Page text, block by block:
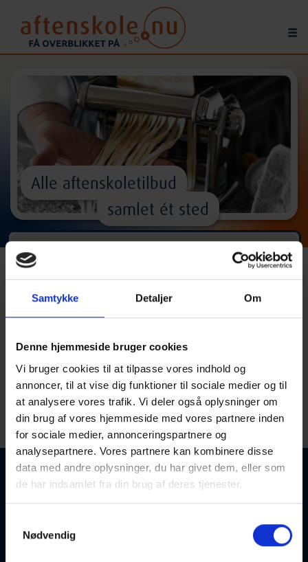
Samtykke Detaljer Om
Denne hjemmeside bruger cookies
Vi bruger cookies til at tilpasse vores indhold og
annoncer, til at vise dig funktioner til sociale medier og til
at analysere vores trafik. Vi deler også oplysninger om
din brug af vores hjemmeside med vores partnere inden
for sociale medier, annonceringspartnere og
analysepartnere. Vores partnere kan kombinere disse
data med andre oplysninger, du har givet dem, eller som
de har indsamlet fra din brug af deres tjenester.
Nødvendig
Alle aftenskoletilbud
samlet ét sted
Find
^
Alle hold Alle skoler
Ingen kurser fundet
eller søgeordet i en kortere sproglig form (fx. "engelsk" i
stedet for "engelskundervisning").